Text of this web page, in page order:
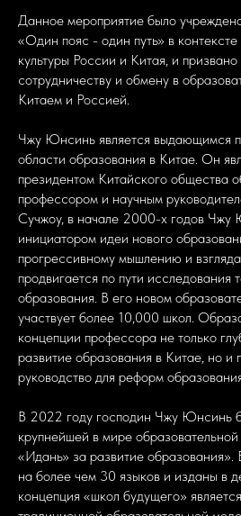
Данное мероприятие было
«Один пояс - один путь» в
культуры России и Китая, и
сотрудничеству и обмену в
Китаем и Россией.
Чжу Юнсинь является выдающимся
области образования в Китае. Он
президентом Китайского общества
профессором и научным
Сучжоу, в начале 2000-х годов Чжу
инициатором идеи нового
прогрессивному мышлению и
продвигается по пути исследования
образования. В его новом
участвует более 10,000 школ.
концепции профессора не только
развитие образования в Китае, но и
руководство для реформ
В 2022 году господин Чжу Юнсинь
крупнейшей в мире
«Идань» за развитие образования».
на более чем 30 языков и изданы в
концепция «школ будущего»